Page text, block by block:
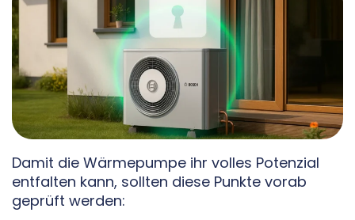
Damit die Wärmepumpe ihr volles Potenzial
entfalten kann, sollten diese Punkte vorab
geprüft werden: